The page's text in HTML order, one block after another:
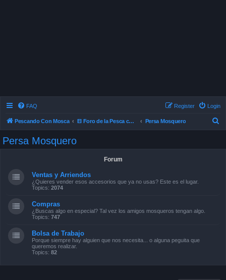
FAQ Login
Register
Pescando Con Mosca El Foro de la Pesca con Mosca en Chile Persa Mosquero
Persa Mosquero
Forum
Ventas y Arriendos
¿Quieres vender esos accesorios que ya no usas? Este es el lugar.
Topics: 2074
Compras
¿Buscas algo en especial? Tal vez los amigos mosqueros tengan algo.
Topics: 747
Bolsa de Trabajo
Porque siempre hay alguien que nos necesita... o alguna peguita que
queremos realizar.
Topics: 82